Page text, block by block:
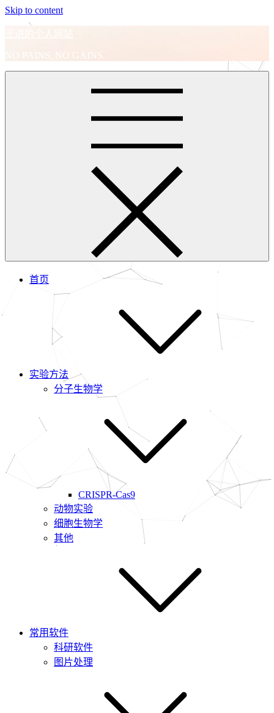
Skip to content
王进的个人网站
NO PAINS, NO GAINS.
首页
实验方法
分子生物学
CRISPR-Cas9
动物实验
细胞生物学
其他
常用软件
科研软件
图片处理